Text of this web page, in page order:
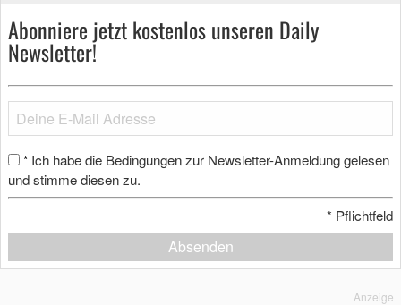
Abonniere jetzt kostenlos unseren Daily
Newsletter!
* Ich habe die Bedingungen zur Newsletter-Anmeldung gelesen
und stimme diesen zu.
* Pflichtfeld
Absenden
Anzeige